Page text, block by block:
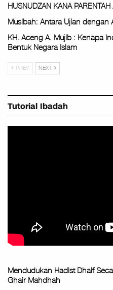
HUSNUDZAN KANA
Musibah: Antara Ujian dengan
KH. Aceng A. Mujib : Kenapa
Bentuk Negara Islam
PREV NEXT
Tutorial Ibadah
Mendudukan Hadist Dhaif
Ghair Mahdhah